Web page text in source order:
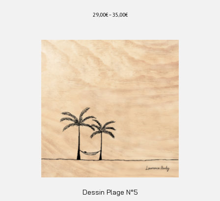
29,00€–35,00€
a
plusieurs
variations.
Les
sur
la
Dessin Plage N°5